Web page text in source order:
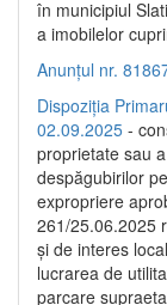
în municipiul
a imobilelor
Anunțul nr.
Dispoziția
02.09.2025 -
proprietate sau
despăgubirilor
expropriere
261/25.06.2025
și de interes
lucrarea de
parcare